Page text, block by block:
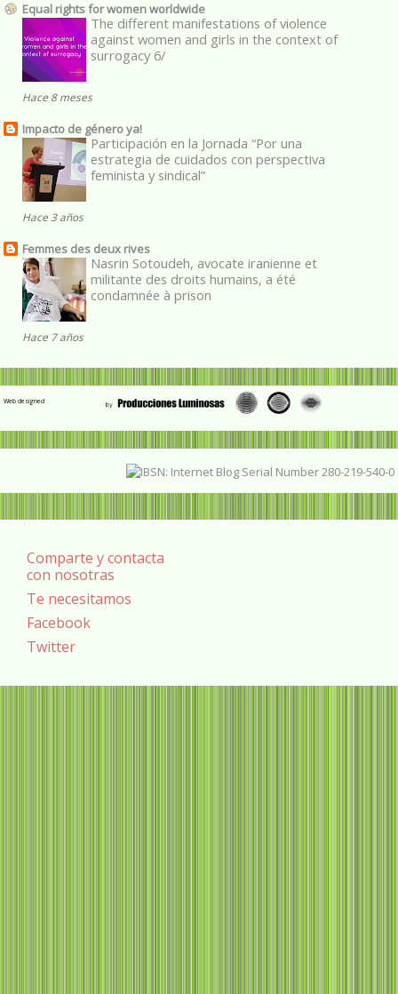
Equal rights for women worldwide
The different manifestations of violence
against women and girls in the context of
surrogacy 6/
Hace 8 meses
Impacto de género ya!
Participación en la Jornada “Por una
estrategia de cuidados con perspectiva
feminista y sindical”
Hace 3 años
Femmes des deux rives
Nasrin Sotoudeh, avocate iranienne et
militante des droits humains, a été
condamnée à prison
Hace 7 años
Web designed
Comparte y contacta
con nosotras
Te necesitamos
Facebook
Twitter